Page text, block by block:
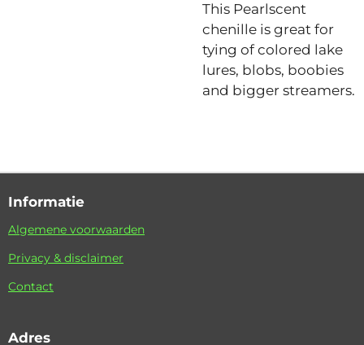
This Pearlscent
chenille is great for
tying of colored lake
lures, blobs, boobies
and bigger streamers.
Informatie
Algemene voorwaarden
Privacy & disclaimer
Contact
Adres